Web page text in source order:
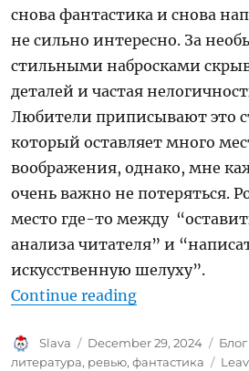
снова фантастика и снова
не сильно интересно. За
стильными набросками
деталей и частая
Любители приписывают это
который оставляет много
воображения, однако, мне
очень важно не потеряться.
место где-то между
анализа читателя” и
искусственную шелуху”.
Continue reading“Ревью:
Author
Slava
Posted
on
December 29, 2024 Блог
литература, ревью,фантастика